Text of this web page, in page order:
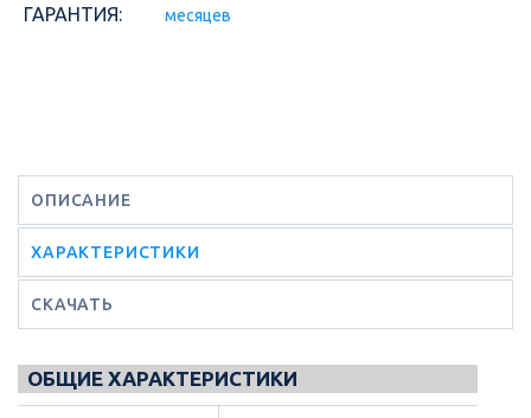
ГАРАНТИЯ: месяцев
ОПИСАНИЕ
ХАРАКТЕРИСТИКИ
СКАЧАТЬ
ОБЩИЕ ХАРАКТЕРИСТИКИ